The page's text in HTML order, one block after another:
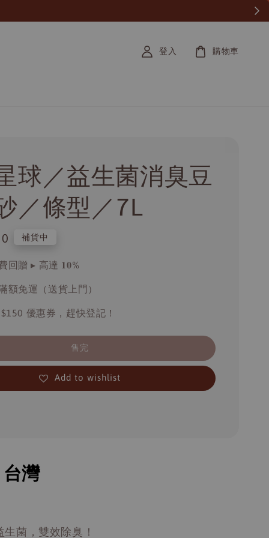
登入 購物車
球／益生菌消臭豆
／條型／7L
補貨中
回贈 ▸ 高達 𝟏𝟎%
額免運（送貨上門）
優惠券，趕快登記！
售完
Add to wishlist
灣
菌，雙效除臭！